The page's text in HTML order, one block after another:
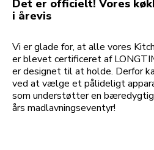
Det er officielt! Vores
i årevis
Vi er glade for, at alle vores
er blevet certificeret af
er designet til at holde. Derfor
ved at vælge et pålideligt
som understøtter en
års madlavningseventyr!